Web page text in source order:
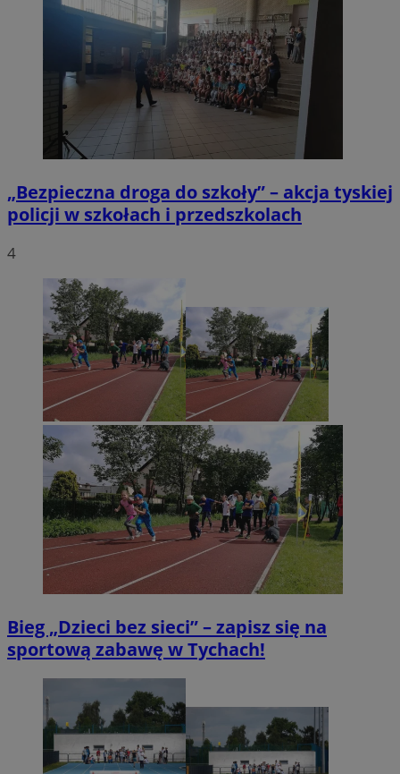
„Bezpieczna droga do szkoły” – akcja tyskiej
policji w szkołach i przedszkolach
4
Bieg „Dzieci bez sieci” – zapisz się na
sportową zabawę w Tychach!